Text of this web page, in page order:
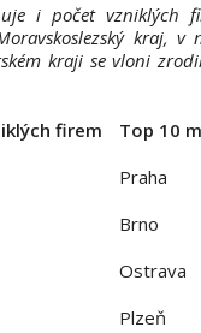
i počet vzniklých
kraj,
kraji se vloni
firem Top 10
Praha
Brno
Ostrava
Plzeň